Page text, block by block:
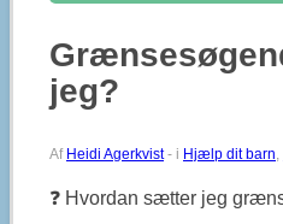
jeg?
Af Heidi Agerkvist - i Hjælp dit barn,
❓ Hvordan sætter jeg